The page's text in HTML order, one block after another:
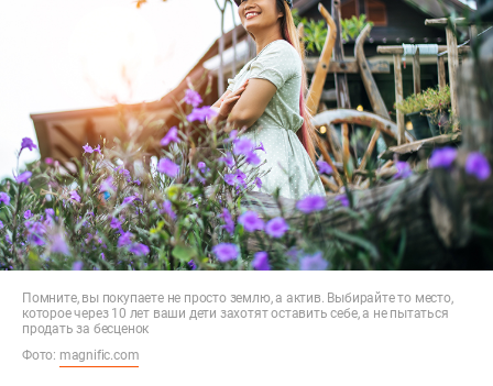
Помните, вы покупаете не просто землю, а актив. Выбирайте то место,
которое через 10 лет ваши дети захотят оставить себе, а не пытаться
продать за бесценок
Фото: magnific.com